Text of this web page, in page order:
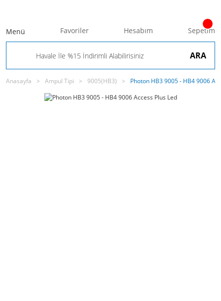
ARA
Menü Favoriler Hesabım Sepetim
Anasayfa Ampul Tipi 9005(HB3) Photon HB3 9005 - HB4 9006